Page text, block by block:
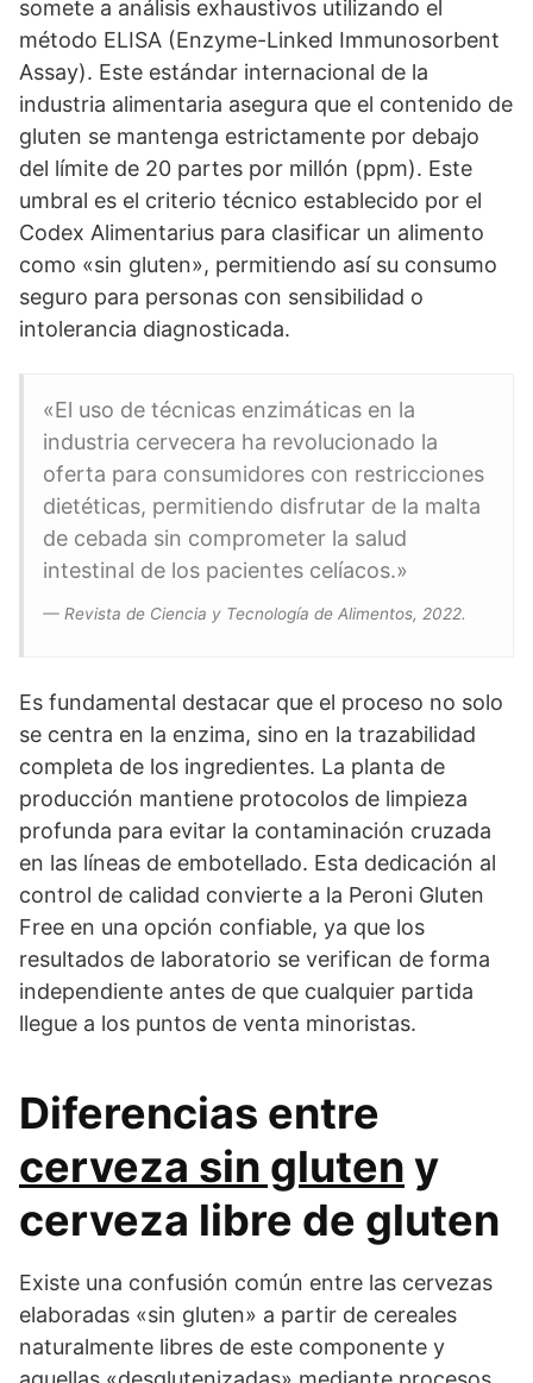
somete a análisis exhaustivos utilizando el
método ELISA (Enzyme-Linked Immunosorbent
Assay). Este estándar internacional de la
industria alimentaria asegura que el contenido de
gluten se mantenga estrictamente por debajo
del límite de 20 partes por millón (ppm). Este
umbral es el criterio técnico establecido por el
Codex Alimentarius para clasificar un alimento
como «sin gluten», permitiendo así su consumo
seguro para personas con sensibilidad o
intolerancia diagnosticada.
«El uso de técnicas enzimáticas en la
industria cervecera ha revolucionado la
oferta para consumidores con restricciones
dietéticas, permitiendo disfrutar de la malta
de cebada sin comprometer la salud
intestinal de los pacientes celíacos.»
— Revista de Ciencia y Tecnología de Alimentos, 2022.
Es fundamental destacar que el proceso no solo
se centra en la enzima, sino en la trazabilidad
completa de los ingredientes. La planta de
producción mantiene protocolos de limpieza
profunda para evitar la contaminación cruzada
en las líneas de embotellado. Esta dedicación al
control de calidad convierte a la Peroni Gluten
Free en una opción confiable, ya que los
resultados de laboratorio se verifican de forma
independiente antes de que cualquier partida
llegue a los puntos de venta minoristas.
Diferencias entre
cerveza sin gluten y
cerveza libre de gluten
Existe una confusión común entre las cervezas
elaboradas «sin gluten» a partir de cereales
naturalmente libres de este componente y